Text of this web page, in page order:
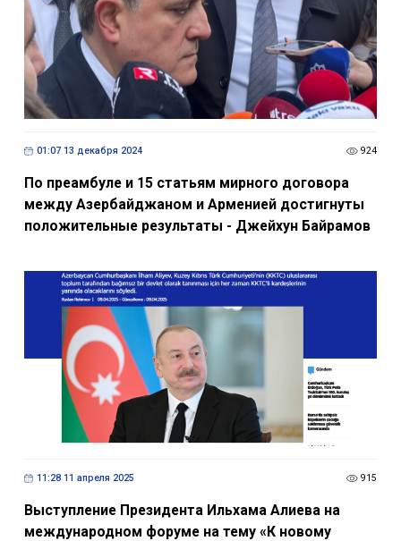
01:07 13 декабря 2024 924
По преамбуле и 15 статьям мирного договора
между Азербайджаном и Арменией достигнуты
положительные результаты - Джейхун Байрамов
11:28 11 апреля 2025 915
Выступление Президента Ильхама Алиева на
международном форуме на тему «К новому